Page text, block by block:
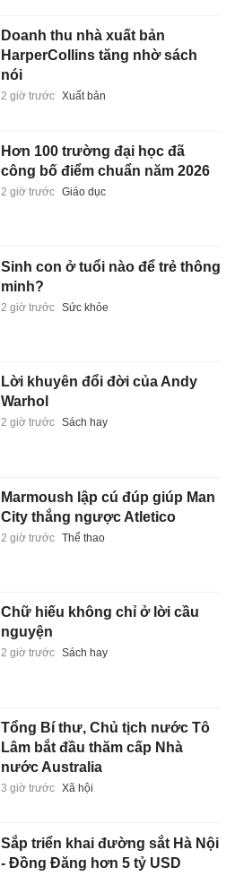
Doanh thu nhà xuất bản
HarperCollins tăng nhờ sách
nói
2 giờ trước Xuất bản
Hơn 100 trường đại học đã
công bố điểm chuẩn năm 2026
2 giờ trước Giáo dục
Sinh con ở tuổi nào để trẻ thông
minh?
2 giờ trước Sức khỏe
Lời khuyên đổi đời của Andy
Warhol
2 giờ trước Sách hay
Marmoush lập cú đúp giúp Man
City thắng ngược Atletico
2 giờ trước Thể thao
Chữ hiếu không chỉ ở lời cầu
nguyện
2 giờ trước Sách hay
Tổng Bí thư, Chủ tịch nước Tô
Lâm bắt đầu thăm cấp Nhà
nước Australia
3 giờ trước Xã hội
Sắp triển khai đường sắt Hà Nội
- Đồng Đăng hơn 5 tỷ USD